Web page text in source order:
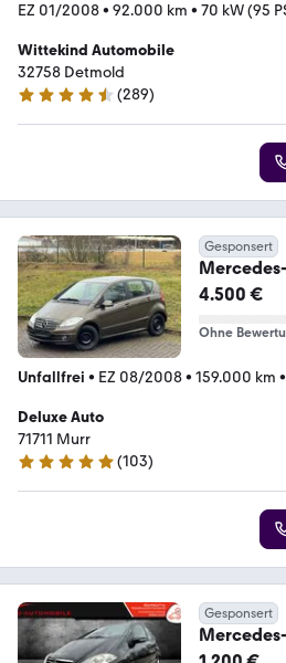
EZ 01/2008• 92.000 km • 70 kW (95
Wittekind Automobile
32758 Detmold
4.4 Sterne
(289)
Gesponsert
Mercedes-
Türer
4.500 €
Ohne
Unfallfrei • EZ 08/2008• 159.000 km •
Deluxe Auto
71711 Murr
4.9 Sterne
(103)
Gesponsert
Mercedes-
150